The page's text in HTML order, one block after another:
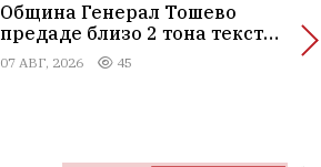
Община Генерал Тошево
предаде близо 2 тона текстил
за повторна употреба и
рециклиране
07 АВГ, 2026 45